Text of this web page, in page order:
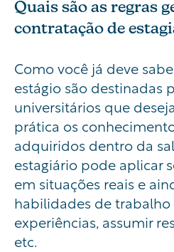
Quais são as regras
contratação de
Como você já deve
estágio são destinadas
universitários que
prática os
adquiridos dentro da
estagiário pode aplicar
em situações reais e
habilidades de
experiências, assumir
etc.